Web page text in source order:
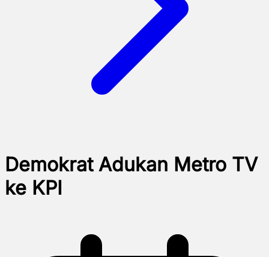
Demokrat Adukan Metro TV
ke KPI